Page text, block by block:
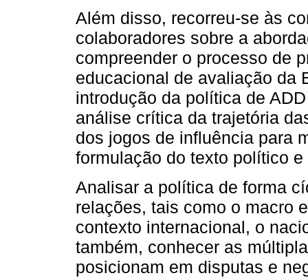
Além disso, recorreu-se às
colaboradores sobre a
compreender o processo de
educacional de avaliação da
introdução da política de
análise crítica da trajetória
dos jogos de influência para
formulação do texto político
Analisar a política de forma
relações, tais como o macro
contexto internacional, o
também, conhecer as
posicionam em disputas e